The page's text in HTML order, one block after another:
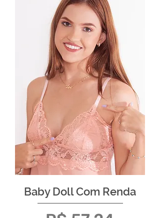
Baby Doll Com Renda